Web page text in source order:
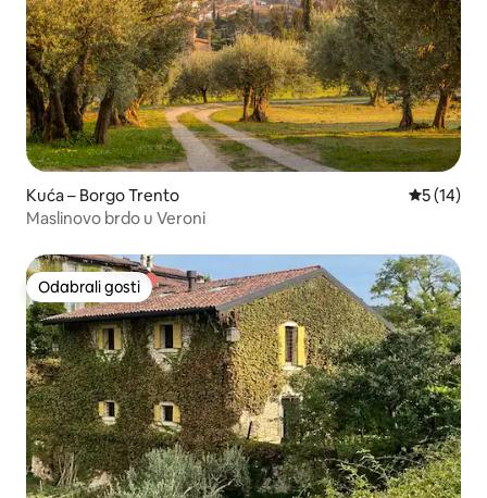
Kuća – Borgo Trento Prosječna
5 (14)
Maslinovo brdo u Veroni
Odabrali gosti
Odabrali gosti